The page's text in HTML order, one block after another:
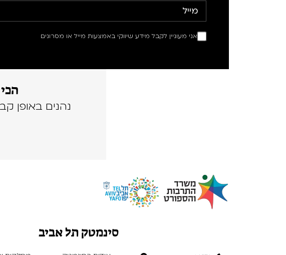
אני מעוניין לקבל מידע שיווקי באמצעות מייל או מסרונים
נהנים באופן
סינמטק תל אביב